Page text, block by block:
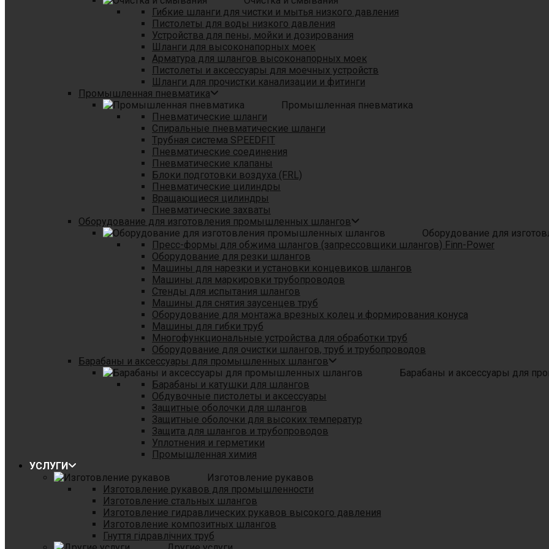
Гибкие шланги для чистки и мытья низкого давления
Пистолеты для воды низкого давления
Устройства для пены, мойки и дозирования
Шланги для высоконапорных моек
Арматура для шлангов высоконапорных моек
Пистолеты и аксессуары для моечных устройств
Шланги для прочистки канализации и фитинги
Промышленная пневматика
Промышленная пневматика
Пневматические шланги
Спиральные пневматические шланги
Tрубная система SPEEDFIT
Пневматические соединения
Пневматические клапаны
Блоки подготовки воздуха (FRL)
Пневматические цилиндры
Вращающиеся цилиндры
Пневматические захваты
Оборудование для изготовления промышленных шлангов
Оборудование для
Пресс-формы для обжима шлангов (запрессовщики шлангов) Finn-Power
Оборудование для резки шлангов
Машины для нарезки и установки концевиков шлангов
Машины для маркировки трубопроводов
Стенды для испытания шлангов
Машины для снятия заусенцев труб
Оборудование для монтажа врезных колец и формирования конуса
Машины для гибки труб
Многофункциональные устройства для обработки труб
Оборудование для очистки шлангов, труб и трубопроводов
Барабаны и аксессуары для промышленных шлангов
Барабаны и аксессуары для
Барабаны и катушки для шлангов
Обдувочные пистолеты и аксессуары
Защитные оболочки для шлангов
Защитные оболочки для высоких температур
Защита для шлангов и трубопроводов
Уплотнения и герметики
Промышленная химия
УСЛУГИ
Изготовление рукавов
Изготовление рукавов для промышленности
Изготовление стальных шлангов
Изготовление гидравлических рукавов высокого давления
Изготовление композитных шлангов
Гнуття гідравлічних труб